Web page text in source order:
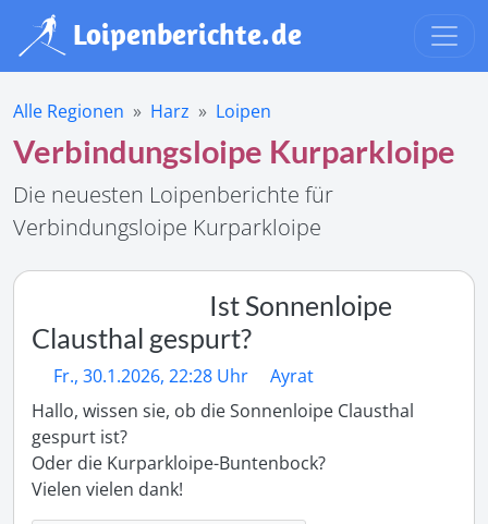
Alle Regionen Harz Loipen
Verbindungsloipe Kurparkloipe
Die neuesten Loipenberichte für
Verbindungsloipe Kurparkloipe
Ist Sonnenloipe
Clausthal gespurt?
Fr., 30.1.2026, 22:28 Uhr
Ayrat
Hallo, wissen sie, ob die Sonnenloipe Clausthal
gespurt ist?
Oder die Kurparkloipe-Buntenbock?